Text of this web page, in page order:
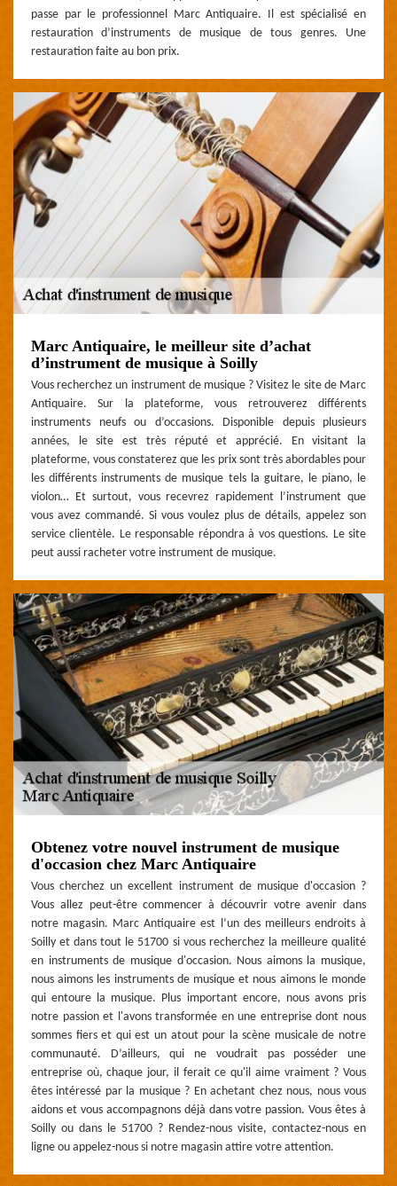
passe par le professionnel Marc Antiquaire. Il est spécialisé en
restauration d’instruments de musique de tous genres. Une
restauration faite au bon prix.
Marc Antiquaire, le meilleur site d’achat
d’instrument de musique à Soilly
Vous recherchez un instrument de musique ? Visitez le site de Marc
Antiquaire. Sur la plateforme, vous retrouverez différents
instruments neufs ou d’occasions. Disponible depuis plusieurs
années, le site est très réputé et apprécié. En visitant la
plateforme, vous constaterez que les prix sont très abordables pour
les différents instruments de musique tels la guitare, le piano, le
violon… Et surtout, vous recevrez rapidement l’instrument que
vous avez commandé. Si vous voulez plus de détails, appelez son
service clientèle. Le responsable répondra à vos questions. Le site
peut aussi racheter votre instrument de musique.
Obtenez votre nouvel instrument de musique
d'occasion chez Marc Antiquaire
Vous cherchez un excellent instrument de musique d'occasion ?
Vous allez peut-être commencer à découvrir votre avenir dans
notre magasin. Marc Antiquaire est l’un des meilleurs endroits à
Soilly et dans tout le 51700 si vous recherchez la meilleure qualité
en instruments de musique d'occasion. Nous aimons la musique,
nous aimons les instruments de musique et nous aimons le monde
qui entoure la musique. Plus important encore, nous avons pris
notre passion et l'avons transformée en une entreprise dont nous
sommes fiers et qui est un atout pour la scène musicale de notre
communauté. D’ailleurs, qui ne voudrait pas posséder une
entreprise où, chaque jour, il ferait ce qu'il aime vraiment ? Vous
êtes intéressé par la musique ? En achetant chez nous, nous vous
aidons et vous accompagnons déjà dans votre passion. Vous êtes à
Soilly ou dans le 51700 ? Rendez-nous visite, contactez-nous en
ligne ou appelez-nous si notre magasin attire votre attention.